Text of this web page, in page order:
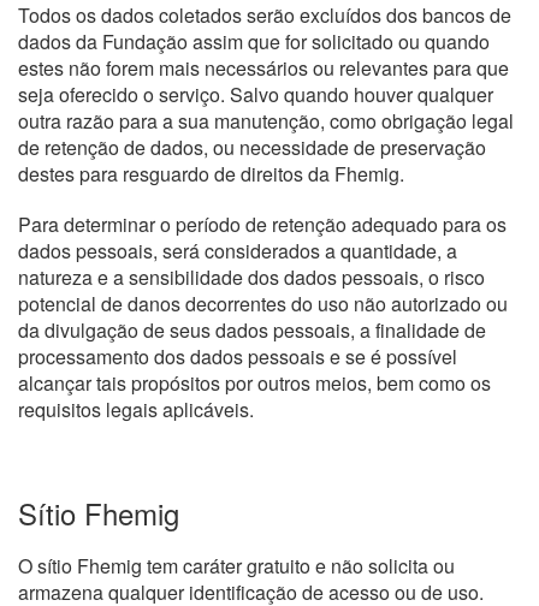
Todos os dados coletados serão excluídos dos bancos de
dados da Fundação assim que for solicitado ou quando
estes não forem mais necessários ou relevantes para que
seja oferecido o serviço. Salvo quando houver qualquer
outra razão para a sua manutenção, como obrigação legal
de retenção de dados, ou necessidade de preservação
destes para resguardo de direitos da Fhemig.
Para determinar o período de retenção adequado para os
dados pessoais, será considerados a quantidade, a
natureza e a sensibilidade dos dados pessoais, o risco
potencial de danos decorrentes do uso não autorizado ou
da divulgação de seus dados pessoais, a finalidade de
processamento dos dados pessoais e se é possível
alcançar tais propósitos por outros meios, bem como os
requisitos legais aplicáveis.
Sítio Fhemig
O sítio Fhemig tem caráter gratuito e não solicita ou
armazena qualquer identificação de acesso ou de uso.